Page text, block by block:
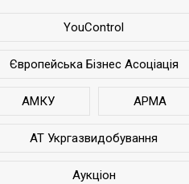
YouControl
Європейська Бізнес Асоціація
АМКУ АРМА
АТ Укргазвидобування
Аукціон